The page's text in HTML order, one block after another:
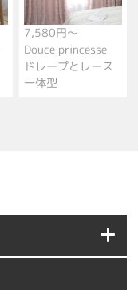
7,580円～
Douce princesse
ドレープとレース
一体型